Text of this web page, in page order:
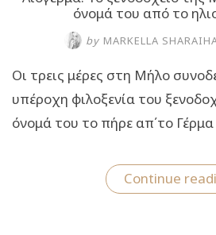
όνομά του από το
by MARKELLA
Οι τρεις μέρες στη Μήλο
υπέροχη φιλοξενία του
όνομά του το πήρε απ΄το
Continue